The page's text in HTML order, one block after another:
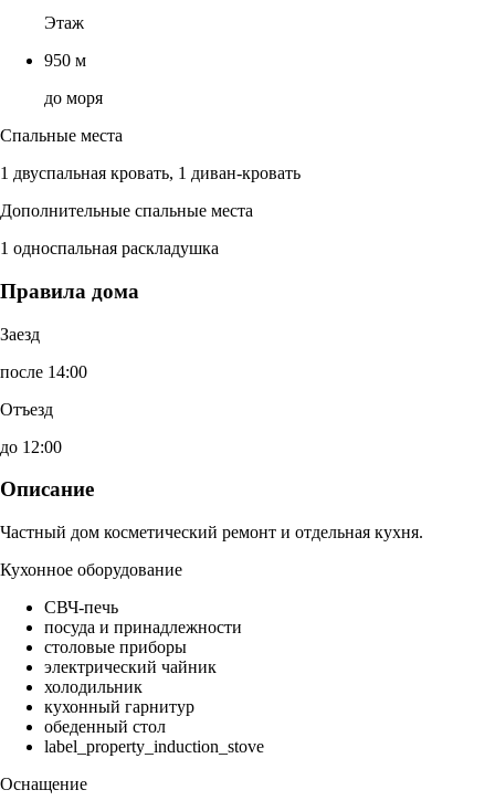
Этаж
950 м
до моря
Спальные места
1 двуспальная кровать, 1 диван-кровать
Дополнительные спальные места
1 односпальная раскладушка
Правила дома
Заезд
после 14:00
Отъезд
до 12:00
Описание
Частный дом косметический ремонт и отдельная кухня.
Кухонное оборудование
СВЧ-печь
посуда и принадлежности
столовые приборы
электрический чайник
холодильник
кухонный гарнитур
обеденный стол
label_property_induction_stove
Оснащение